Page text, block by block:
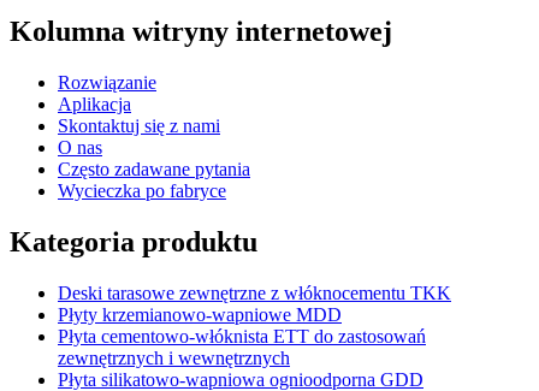
Kolumna witryny internetowej
Rozwiązanie
Aplikacja
Skontaktuj się z nami
O nas
Często zadawane pytania
Wycieczka po fabryce
Kategoria produktu
Deski tarasowe zewnętrzne z włóknocementu TKK
Płyty krzemianowo-wapniowe MDD
Płyta cementowo-włóknista ETT do zastosowań
zewnętrznych i wewnętrznych
Płyta silikatowo-wapniowa ognioodporna GDD